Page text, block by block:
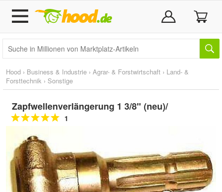
Hood › Business & Industrie › Agrar- & Forstwirtschaft › Land- &
Forsttechnik › Sonstige
Zapfwellenverlängerung 1 3/8" (neu)/
1